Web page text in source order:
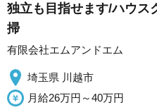
独立も目指せます/ハウス
掃
有限会社エムアンドエム
埼玉県 川越市
月給26万円～40万円